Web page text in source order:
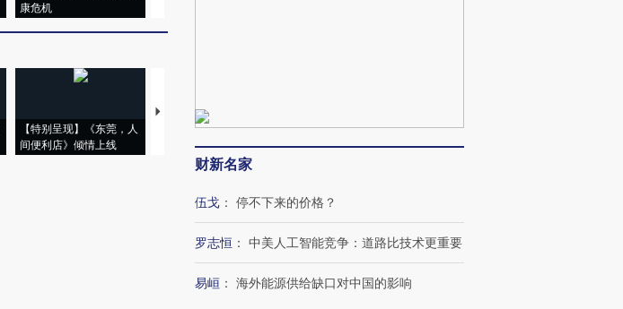
康危机
【特别呈现】《东莞，人
间便利店》倾情上线
【推广】走进第四届链博
会，让数智科技“链”接产
【特别呈现】寻找100种
有意思的生活方式·第三对
CFO：不靠规模取胜，华
住三大增长引擎是什么？
财新名家
伍戈 ： 停不下来的价格？
罗志恒 ： 中美人工智能竞争：道路比技术更重要
易峘 ： 海外能源供给缺口对中国的影响